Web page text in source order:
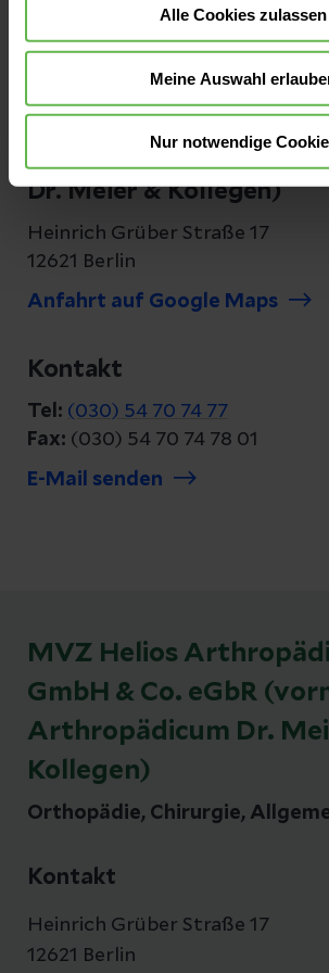
Alle Cookies zulassen
Meine Auswahl
Nur notwendige
MVZ Helios
Co. eGbR (vormals:
Dr. Meier & Kollegen)
Heinrich Grüber Straße 17
12621 Berlin
Anfahrt auf Google Maps
Kontakt
Tel: (030) 54 70 74 77
Fax: (030) 54 70 74 78 01
E-Mail senden
MVZ Helios
GmbH & Co. eGbR
Arthropädicum Dr.
Kollegen)
Orthopädie, Chirurgie,
Kontakt
Heinrich Grüber Straße 17
12621 Berlin